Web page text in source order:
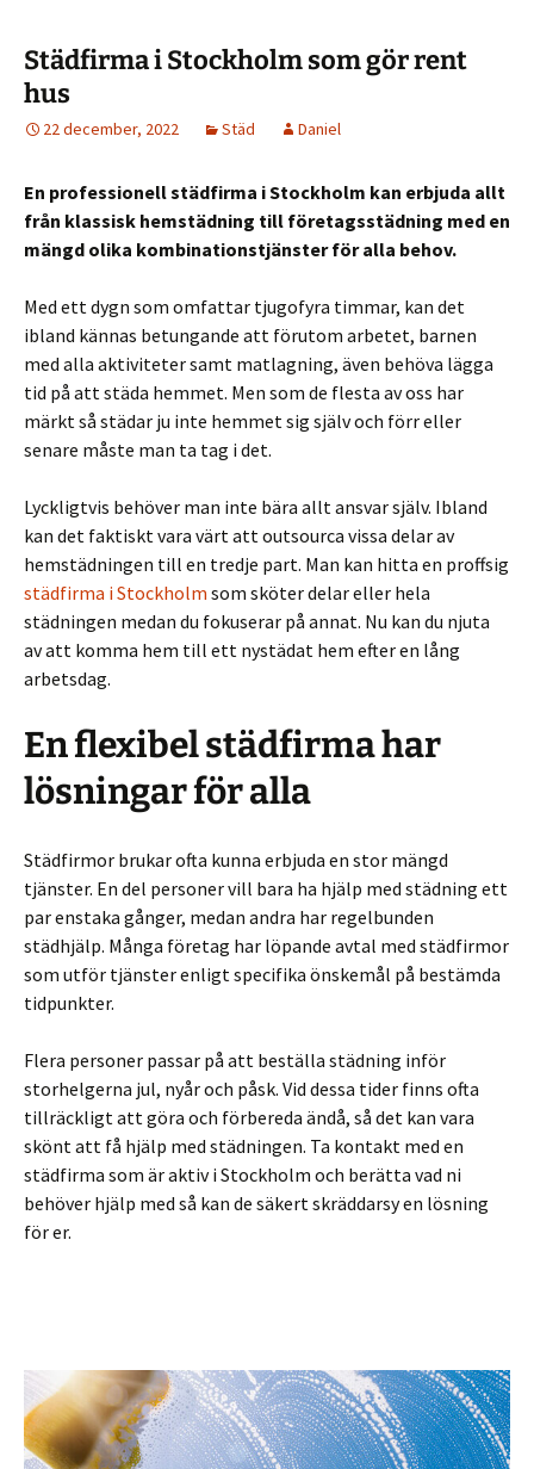
Städfirma i Stockholm som gör rent
hus
22 december, 2022 Städ Daniel
En professionell städfirma i Stockholm kan erbjuda allt
från klassisk hemstädning till företagsstädning med en
mängd olika kombinationstjänster för alla behov.
Med ett dygn som omfattar tjugofyra timmar, kan det
ibland kännas betungande att förutom arbetet, barnen
med alla aktiviteter samt matlagning, även behöva lägga
tid på att städa hemmet. Men som de flesta av oss har
märkt så städar ju inte hemmet sig själv och förr eller
senare måste man ta tag i det.
Lyckligtvis behöver man inte bära allt ansvar själv. Ibland
kan det faktiskt vara värt att outsourca vissa delar av
hemstädningen till en tredje part. Man kan hitta en proffsig
städfirma i Stockholm som sköter delar eller hela
städningen medan du fokuserar på annat. Nu kan du njuta
av att komma hem till ett nystädat hem efter en lång
arbetsdag.
En flexibel städfirma har
lösningar för alla
Städfirmor brukar ofta kunna erbjuda en stor mängd
tjänster. En del personer vill bara ha hjälp med städning ett
par enstaka gånger, medan andra har regelbunden
städhjälp. Många företag har löpande avtal med städfirmor
som utför tjänster enligt specifika önskemål på bestämda
tidpunkter.
Flera personer passar på att beställa städning inför
storhelgerna jul, nyår och påsk. Vid dessa tider finns ofta
tillräckligt att göra och förbereda ändå, så det kan vara
skönt att få hjälp med städningen. Ta kontakt med en
städfirma som är aktiv i Stockholm och berätta vad ni
behöver hjälp med så kan de säkert skräddarsy en lösning
för er.